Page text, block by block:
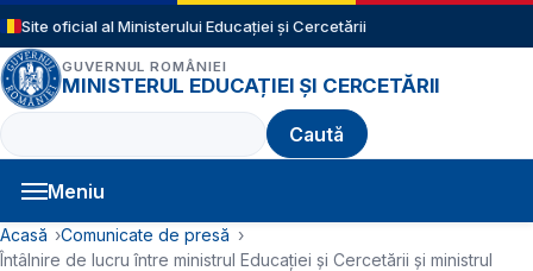
Sari la conținutul principal
Site oficial al Ministerului Educației și Cercetării
GUVERNUL ROMÂNIEI
MINISTERUL EDUCAȚIEI ȘI CERCETĂRII
Caută
Meniu
Navigație principală
Cale de navigare
Acasă
Comunicate de presă
Întâlnire de lucru între ministrul Educației și Cercetării și ministrul